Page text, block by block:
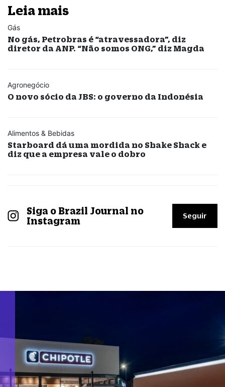
Leia mais
Gás
No gás, Petrobras é “atravessadora”, diz
diretor da ANP. “Não somos ONG,” diz Magda
Agronegócio
O novo sócio da JBS: o governo da Indonésia
Alimentos & Bebidas
Starboard dá uma mordida no Shake Shack e
diz que a empresa vale o dobro
Siga o Brazil Journal no
Instagram
Seguir